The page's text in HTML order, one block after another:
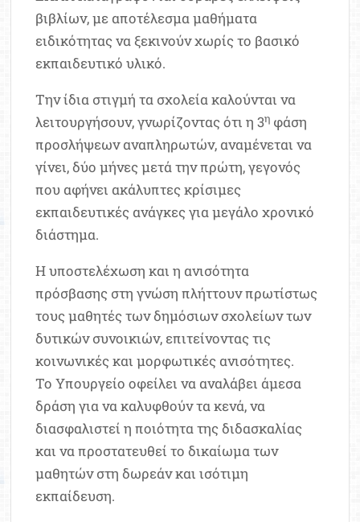
βιβλίων, με αποτέλεσμα μαθήματα
ειδικότητας να ξεκινούν χωρίς το βασικό
εκπαιδευτικό υλικό.
Την ίδια στιγμή τα σχολεία καλούνται να
λειτουργήσουν, γνωρίζοντας ότι η 3η φάση
προσλήψεων αναπληρωτών, αναμένεται να
γίνει, δύο μήνες μετά την πρώτη, γεγονός
που αφήνει ακάλυπτες κρίσιμες
εκπαιδευτικές ανάγκες για μεγάλο χρονικό
διάστημα.
Η υποστελέχωση και η ανισότητα
πρόσβασης στη γνώση πλήττουν πρωτίστως
τους μαθητές των δημόσιων σχολείων των
δυτικών συνοικιών, επιτείνοντας τις
κοινωνικές και μορφωτικές ανισότητες.
Το Υπουργείο οφείλει να αναλάβει άμεσα
δράση για να καλυφθούν τα κενά, να
διασφαλιστεί η ποιότητα της διδασκαλίας
και να προστατευθεί το δικαίωμα των
μαθητών στη δωρεάν και ισότιμη
εκπαίδευση.